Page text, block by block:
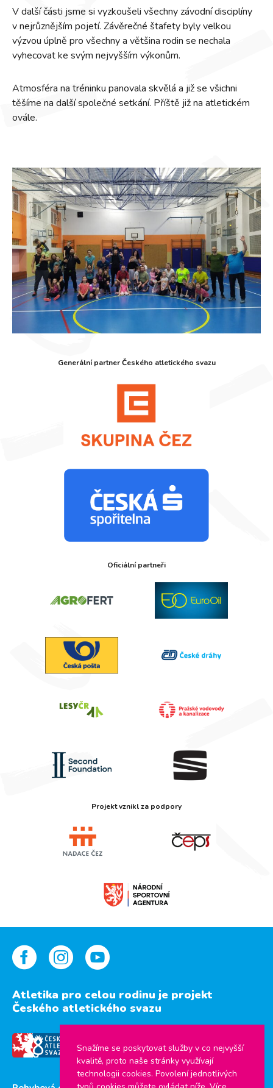
V další části jsme si vyzkoušeli všechny závodní disciplíny
v nejrůznějším pojetí. Závěrečné štafety byly velkou
výzvou úplně pro všechny a většina rodin se nechala
vyhecovat ke svým nejvyšším výkonům.
Atmosféra na tréninku panovala skvělá a již se všichni
těšíme na další společné setkání. Příště již na atletickém
ovále.
Generální partner Českého atletického svazu
Oficiální partneři
Projekt vznikl za podpory
Atletika pro celou rodinu je projekt
Českého atletického svazu
Snažíme se poskytovat služby v co nejvyšší
kvalitě, proto naše stránky využívají
technologii cookies. Povolení jednotlivých